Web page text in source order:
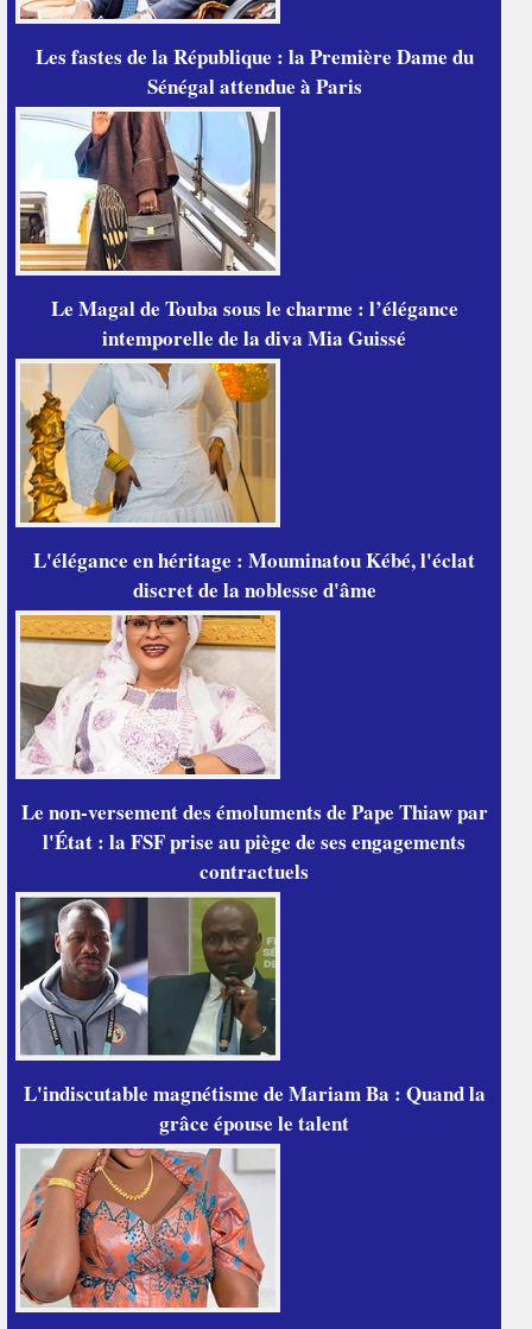
Les fastes de la République : la Première Dame du
Sénégal attendue à Paris
Le Magal de Touba sous le charme : l’élégance
intemporelle de la diva Mia Guissé
L'élégance en héritage : Mouminatou Kébé, l'éclat
discret de la noblesse d'âme
Le non-versement des émoluments de Pape Thiaw par
l'État : la FSF prise au piège de ses engagements
contractuels
L'indiscutable magnétisme de Mariam Ba : Quand la
grâce épouse le talent